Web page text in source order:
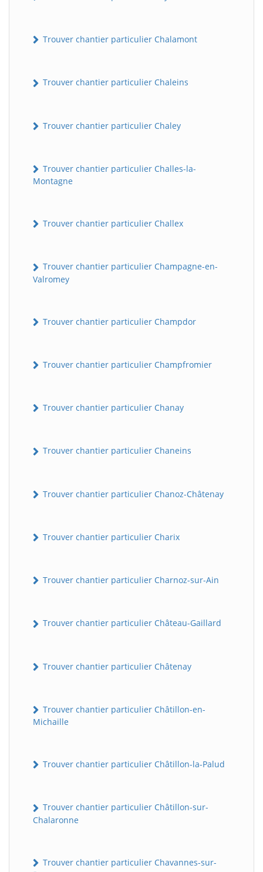
Trouver chantier particulier Chalamont
Trouver chantier particulier Chaleins
Trouver chantier particulier Chaley
Trouver chantier particulier Challes-la-
Montagne
Trouver chantier particulier Challex
Trouver chantier particulier Champagne-en-
Valromey
Trouver chantier particulier Champdor
Trouver chantier particulier Champfromier
Trouver chantier particulier Chanay
Trouver chantier particulier Chaneins
Trouver chantier particulier Chanoz-Châtenay
Trouver chantier particulier Charix
Trouver chantier particulier Charnoz-sur-Ain
Trouver chantier particulier Château-Gaillard
Trouver chantier particulier Châtenay
Trouver chantier particulier Châtillon-en-
Michaille
Trouver chantier particulier Châtillon-la-Palud
Trouver chantier particulier Châtillon-sur-
Chalaronne
Trouver chantier particulier Chavannes-sur-